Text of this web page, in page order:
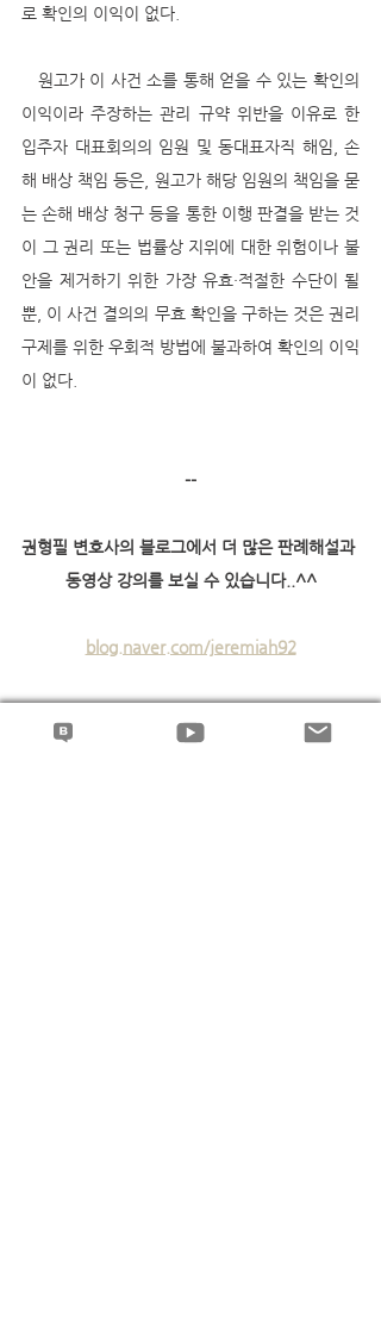
로 확인의 이익이 없다.
이익이라 주장하는 관리 규약 위반을 이유로 한
입주자 대표회의의 임원 및 동대표자직 해임, 손
해 배상 책임 등은, 원고가 해당 임원의 책임을 묻
는 손해 배상 청구 등을 통한 이행 판결을 받는 것
이 그 권리 또는 법률상 지위에 대한 위험이나 불
안을 제거하기 위한 가장 유효·적절한 수단이 될
뿐, 이 사건 결의의 무효 확인을 구하는 것은 권리
구제를 위한 우회적 방법에 불과하여 확인의 이익
이 없다.
--
권형필 변호사의 블로그에서 더 많은 판례해설과
동영상 강의를 보실 수 있습니다..^^
blog.naver.com/jeremiah92
입주자대표회의 분쟁